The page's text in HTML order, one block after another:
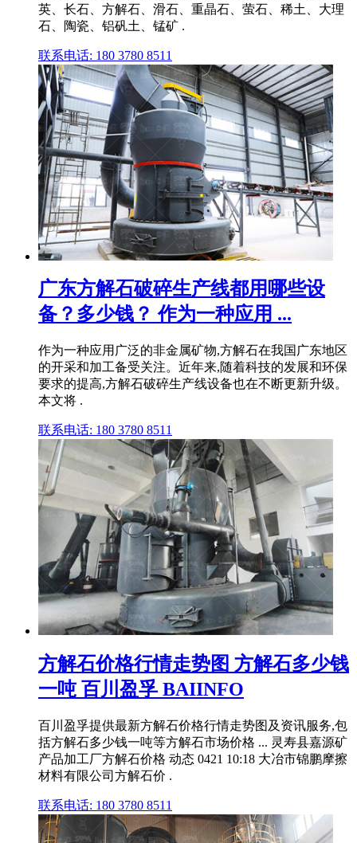
英、长石、方解石、滑石、重晶石、萤石、稀土、大理
石、陶瓷、铝矾土、锰矿 .
联系电话: 180 3780 8511
广东方解石破碎生产线都用哪些设
备？多少钱？ 作为一种应用 ...
作为一种应用广泛的非金属矿物,方解石在我国广东地区
的开采和加工备受关注。近年来,随着科技的发展和环保
要求的提高,方解石破碎生产线设备也在不断更新升级。
本文将 .
联系电话: 180 3780 8511
方解石价格行情走势图 方解石多少钱
一吨 百川盈孚 BAIINFO
百川盈孚提供最新方解石价格行情走势图及资讯服务,包
括方解石多少钱一吨等方解石市场价格 ... 灵寿县嘉源矿
产品加工厂方解石价格 动态 0421 10:18 大冶市锦鹏摩擦
材料有限公司方解石价 .
联系电话: 180 3780 8511